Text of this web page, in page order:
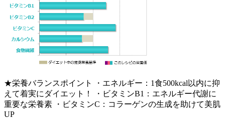
★栄養バランスポイント ・エネルギー：1食500kcal以内に抑
えて着実にダイエット！ ・ビタミンB1：エネルギー代謝に
重要な栄養素 ・ビタミンC：コラーゲンの生成を助けて美肌
UP